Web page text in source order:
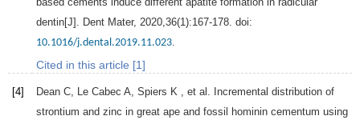
dentin[J]. Dent Mater, 2020 36(1):167-178. doi:
10.1016/j.dental.2019.11.023
Cited in this article [1]
[4] Dean C Le Cabec A Spiers K , et al. Incremental distribution of
strontium and zinc in great ape and fossil hominin cementum using